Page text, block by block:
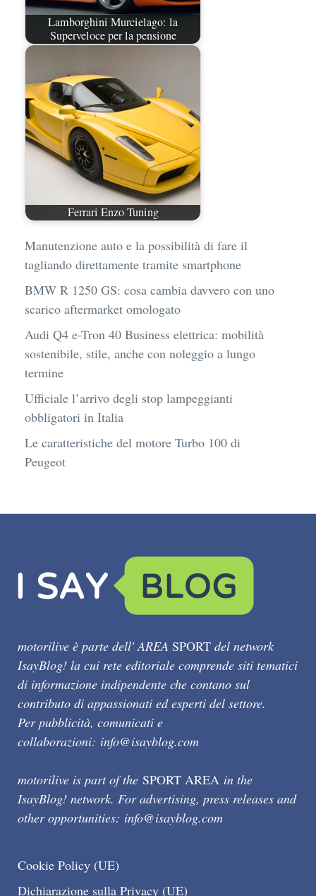
Lamborghini Murcielago: la
Superveloce per la pensione
Ferrari Enzo Tuning
Manutenzione auto e la possibilità di fare il
tagliando direttamente tramite smartphone
BMW R 1250 GS: cosa cambia davvero con uno
scarico aftermarket omologato
Audi Q4 e-Tron 40 Business elettrica: mobilità
sostenibile, stile, anche con noleggio a lungo
termine
Ufficiale l’arrivo degli stop lampeggianti
obbligatori in Italia
Le caratteristiche del motore Turbo 100 di
Peugeot
motorilive è parte dell' AREA SPORT del network
IsayBlog! la cui rete editoriale comprende siti tematici
di informazione indipendente che contano sul
contributo di appassionati ed esperti del settore.
Per pubblicità, comunicati e
collaborazioni: info@isayblog.com
motorilive is part of the SPORT AREA in the
IsayBlog! network. For advertising, press releases and
other opportunities: info@isayblog.com
Cookie Policy (UE)
Dichiarazione sulla Privacy (UE)